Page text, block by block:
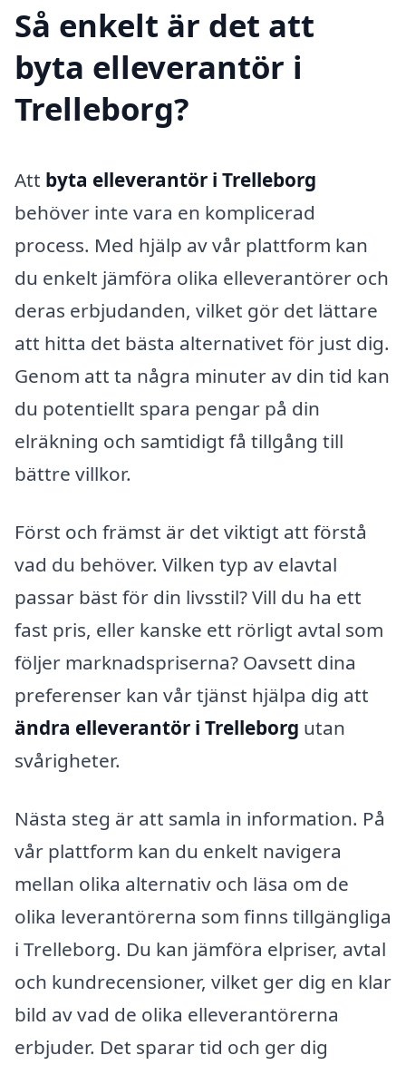
Så enkelt är det att
byta elleverantör i
Trelleborg?
Att byta elleverantör i Trelleborg
behöver inte vara en komplicerad
process. Med hjälp av vår plattform kan
du enkelt jämföra olika elleverantörer och
deras erbjudanden, vilket gör det lättare
att hitta det bästa alternativet för just dig.
Genom att ta några minuter av din tid kan
du potentiellt spara pengar på din
elräkning och samtidigt få tillgång till
bättre villkor.
Först och främst är det viktigt att förstå
vad du behöver. Vilken typ av elavtal
passar bäst för din livsstil? Vill du ha ett
fast pris, eller kanske ett rörligt avtal som
följer marknadspriserna? Oavsett dina
preferenser kan vår tjänst hjälpa dig att
ändra elleverantör i Trelleborg utan
svårigheter.
Nästa steg är att samla in information. På
vår plattform kan du enkelt navigera
mellan olika alternativ och läsa om de
olika leverantörerna som finns tillgängliga
i Trelleborg. Du kan jämföra elpriser, avtal
och kundrecensioner, vilket ger dig en klar
bild av vad de olika elleverantörerna
erbjuder. Det sparar tid och ger dig